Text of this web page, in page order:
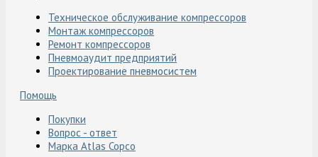
Техническое обслуживание компрессоров
Монтаж компрессоров
Ремонт компрессоров
Пневмоаудит предприятий
Проектирование пневмосистем
Помощь
Покупки
Вопрос - ответ
Марка Atlas Copco